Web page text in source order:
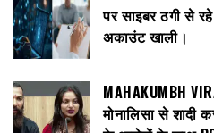
पर साइबर ठगी से
अकाउंट खाली।
MAHAKUMBH
मोनालिसा से शादी